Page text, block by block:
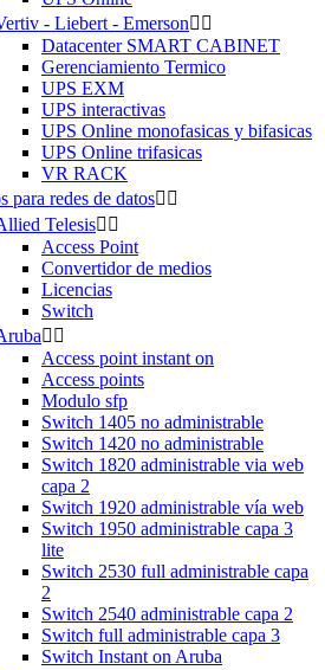
- Liebert - Emerson 
Datacenter SMART CABINET
Gerenciamiento Termico
UPS EXM
UPS interactivas
UPS Online monofasicas y bifasicas
UPS Online trifasicas
VR RACK
para redes de datos 
Telesis 
Access Point
Convertidor de medios
Licencias
Switch
 
Access point instant on
Access points
Modulo sfp
Switch 1405 no administrable
Switch 1420 no administrable
Switch 1820 administrable via web
capa 2
Switch 1920 administrable vía web
Switch 1950 administrable capa 3
lite
Switch 2530 full administrable capa
2
Switch 2540 administrable capa 2
Switch full administrable capa 3
Switch Instant on Aruba